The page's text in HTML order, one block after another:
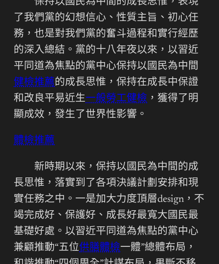
了我們黨的幻想信心、性質主旨、初心任
務，也是對我們黨的奮斗過程和實行經歷
的深入總結。黨的十八年夜以來，以習近
平同道為焦點的黨中心保持以國民為中間
健檢推薦的成長思惟，保持在成長中保證
和改良平易近生一般勞工健檢 ，獲得了明
顯成效，發生了世界性影響。
體檢推薦
新時期以來，保持以國民為中間的成
長思惟，落實到了各項決議計劃安排和現
實任務之中。一是加大力度頂層design，不
竭完成好、保護好、成長好最寬大國民最
基礎好處。以習近平同道為焦點的黨中心
兼顧推動“五位供膳體檢一體”總體布局，